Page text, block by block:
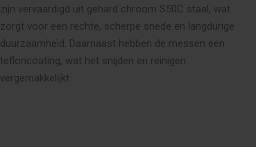
zijn vervaardigd uit gehard chroom S50C staal, wat
zorgt voor een rechte, scherpe snede en langdurige
duurzaamheid. Daarnaast hebben de messen een
tefloncoating, wat het snijden en reinigen
vergemakkelijkt.